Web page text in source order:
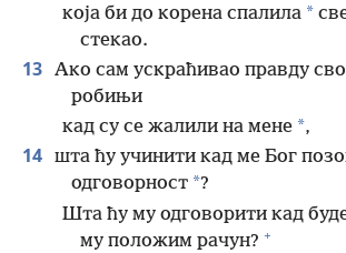
која би до корена спалила *
стекао.
13 Ако сам ускраћивао правду
робињи
кад су се жалили на мене *,
14 шта ћу учинити кад ме Бог
одговорност *?
Шта ћу му одговорити кад
му положим рачун? +